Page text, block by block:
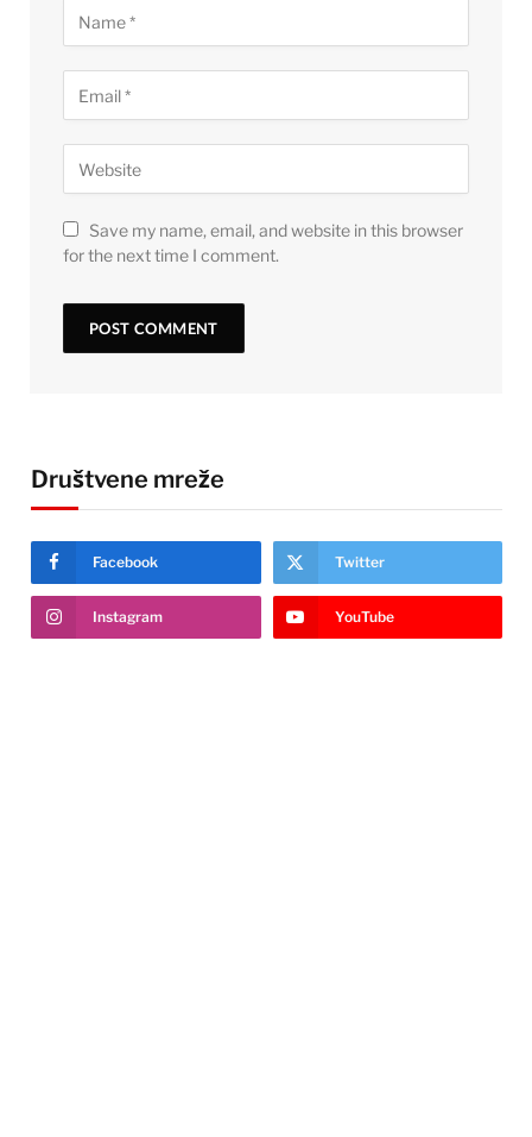
Save my name, email, and website in this browser
for the next time I comment.
Društvene mreže
Facebook Twitter
Instagram YouTube